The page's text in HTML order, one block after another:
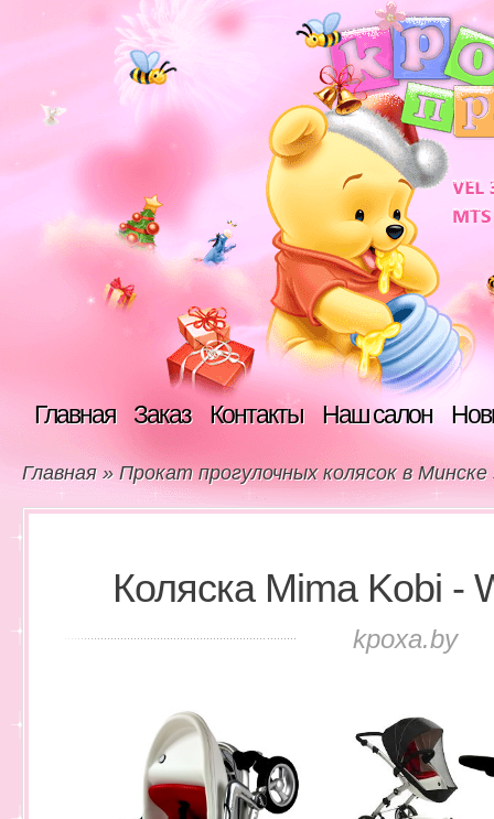
Главная Заказ Контакты Наш салон
Главная » Прокат прогулочных колясок в Минске
Коляска Mima Kobi -
kpoxa.by